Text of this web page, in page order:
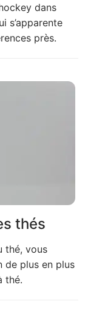
dans
s’apparente
près.
thés
thé, vous
de plus en plus
thé.